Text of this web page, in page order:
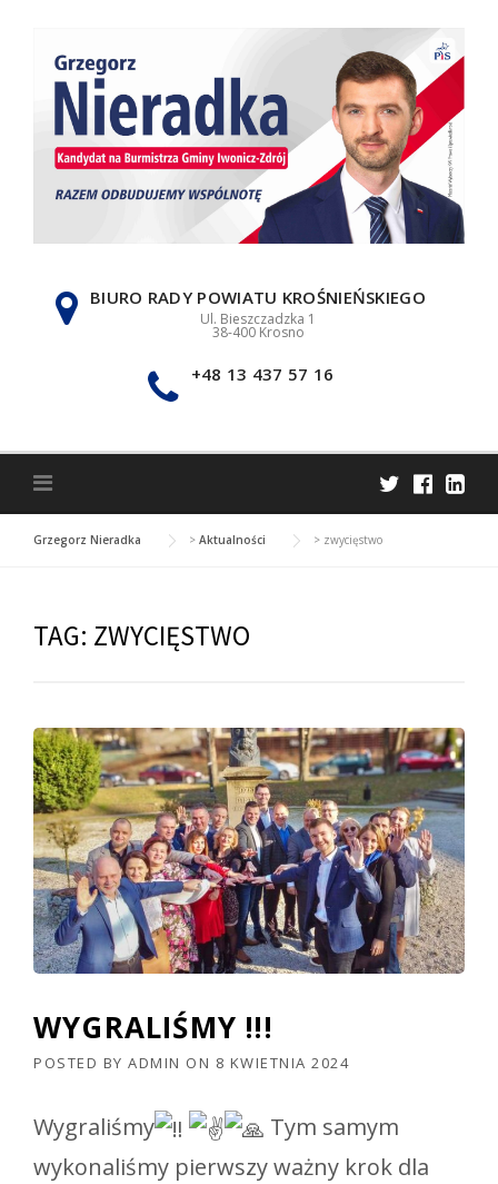
BIURO RADY POWIATU KROŚNIEŃSKIEGO
Ul. Bieszczadzka 1
38-400 Krosno
+48 13 437 57 16
Grzegorz Nieradka > Aktualności > zwycięstwo
TAG: ZWYCIĘSTWO
WYGRALIŚMY !!!
POSTED BY ADMIN ON 8 KWIETNIA 2024
Wygraliśmy
Tym samym
wykonaliśmy pierwszy ważny krok dla